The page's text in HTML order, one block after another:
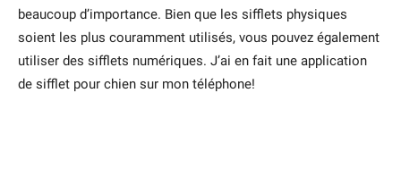
beaucoup d’importance. Bien que les sifflets physiques
soient les plus couramment utilisés, vous pouvez également
utiliser des sifflets numériques. J’ai en fait une application
de sifflet pour chien sur mon téléphone!